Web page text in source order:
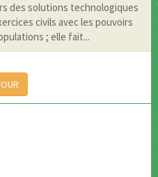
des solutions technologiques
civils avec les pouvoirs
; elle fait...